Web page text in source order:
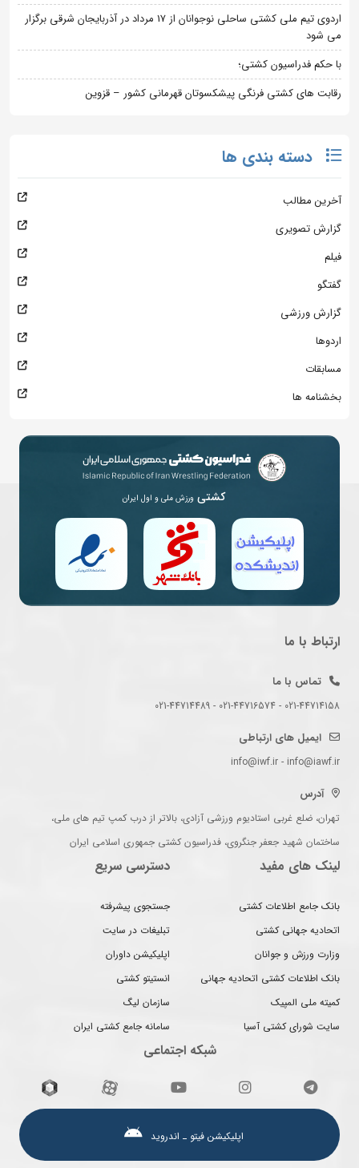
اردوی تیم ملی کشتی ساحلی نوجوانان از 17 مرداد در آذربایجان شرقی برگزار
می شود
با حکم فدراسیون کشتی؛
رقابت های کشتی فرنگی پیشکسوتان قهرمانی کشور – قزوین
دسته بندی ها
آخرین مطالب
گزارش تصویری
فیلم
گفتگو
گزارش ورزشی
اردوها
مسابقات
بخشنامه ها
کشتی ورزش ملی و اول ایران
ارتباط با ما
تماس با ما
021-44714158 - 021-44716574 - 021-44714489
ایمیل های ارتباطی
info@iwf.ir - info@iawf.ir
آدرس
تهران، ضلع غربی استادیوم ورزشی آزادی، بالاتر از درب کمپ تیم های ملی،
ساختمان شهید جعفر جنگروی، فدراسیون کشتی جمهوری اسلامی ایران
لینک های مفید
بانک جامع اطلاعات کشتی
اتحادیه جهانی کشتی
وزارت ورزش و جوانان
بانک اطلاعات کشتی اتحادیه جهانی
کمیته ملی المپیک
سایت شورای کشتی آسیا
دسترسی سریع
جستجوی پیشرفته
تبلیغات در سایت
اپلیکیشن داوران
انستیتو کشتی
سازمان لیگ
سامانه جامع کشتی ایران
شبکه اجتماعی
اپلیکیشن فیتو ـ اندروید